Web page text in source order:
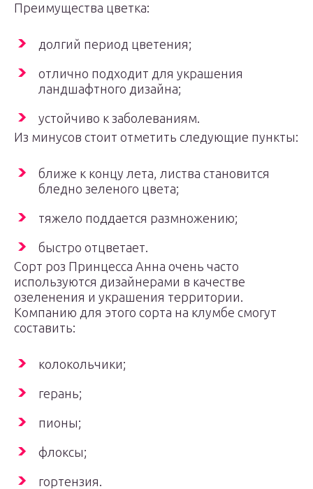
Преимущества цветка:
долгий период цветения;
отлично подходит для украшения
ландшафтного дизайна;
устойчиво к заболеваниям.
Из минусов стоит отметить следующие пункты:
ближе к концу лета, листва становится
бледно зеленого цвета;
тяжело поддается размножению;
быстро отцветает.
Сорт роз Принцесса Анна очень часто
используются дизайнерами в качестве
озеленения и украшения территории.
Компанию для этого сорта на клумбе смогут
составить:
колокольчики;
герань;
пионы;
флоксы;
гортензия.